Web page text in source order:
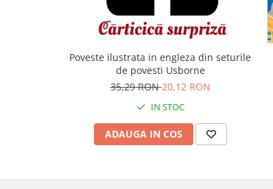
Poveste ilustrata in engleza din seturile
de povesti Usborne
35,29 RON20,12 RON
IN STOC
ADAUGA IN COS